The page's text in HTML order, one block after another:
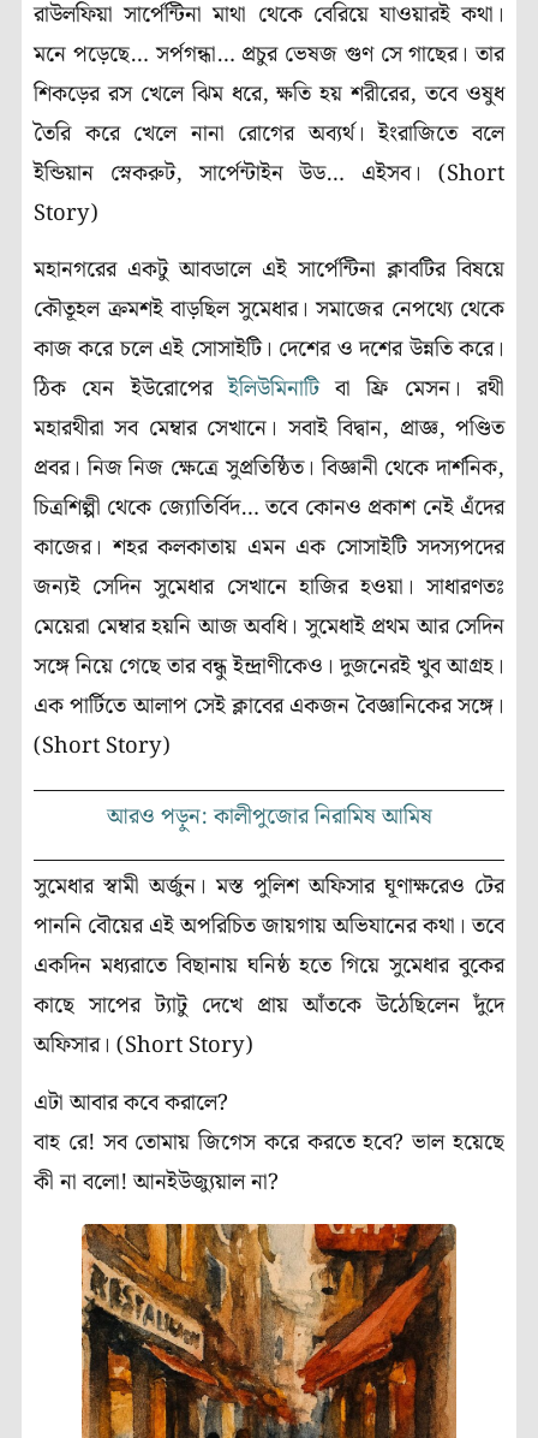
রাউলফিয়া সার্পেন্টিনা মাথা থেকে বেরিয়ে যাওয়ারই কথা।
মনে পড়েছে… সর্পগন্ধা… প্রচুর ভেষজ গুণ সে গাছের। তার
শিকড়ের রস খেলে ঝিম ধরে, ক্ষতি হয় শরীরের, তবে ওষুধ
তৈরি করে খেলে নানা রোগের অব্যর্থ। ইংরাজিতে বলে
ইন্ডিয়ান স্নেকরুট, সার্পেন্টাইন উড… এইসব। (Short
Story)
মহানগরের একটু আবডালে এই সার্পেন্টিনা ক্লাবটির বিষয়ে
কৌতূহল ক্রমশই বাড়ছিল সুমেধার। সমাজের নেপথ্যে থেকে
কাজ করে চলে এই সোসাইটি। দেশের ও দশের উন্নতি করে।
ঠিক যেন ইউরোপেরইলিউমিনাটিবা ফ্রি মেসন। রথী
মহারথীরা সব মেম্বার সেখানে। সবাই বিদ্বান, প্রাজ্ঞ, পণ্ডিত
প্রবর। নিজ নিজ ক্ষেত্রে সুপ্রতিষ্ঠিত। বিজ্ঞানী থেকে দার্শনিক,
চিত্রশিল্পী থেকে জ্যোতির্বিদ… তবে কোনও প্রকাশ নেই এঁদের
কাজের। শহর কলকাতায় এমন এক সোসাইটি সদস্যপদের
জন্যই সেদিন সুমেধার সেখানে হাজির হওয়া। সাধারণতঃ
মেয়েরা মেম্বার হয়নি আজ অবধি। সুমেধাই প্রথম আর সেদিন
সঙ্গে নিয়ে গেছে তার বন্ধু ইন্দ্রাণীকেও। দুজনেরই খুব আগ্রহ।
এক পার্টিতে আলাপ সেই ক্লাবের একজন বৈজ্ঞানিকের সঙ্গে।
(Short Story)
আরও পড়ুন: কালীপুজোর নিরামিষ আমিষ
সুমেধার স্বামী অর্জুন। মস্ত পুলিশ অফিসার ঘূণাক্ষরেও টের
পাননি বৌয়ের এই অপরিচিত জায়গায় অভিযানের কথা। তবে
একদিন মধ্যরাতে বিছানায় ঘনিষ্ঠ হতে গিয়ে সুমেধার বুকের
কাছে সাপের ট্যাটু দেখে প্রায় আঁতকে উঠেছিলেন দুঁদে
অফিসার। (Short Story)
এটা আবার কবে করালে?
বাহ রে! সব তোমায় জিগেস করে করতে হবে? ভাল হয়েছে
কী না বলো! আনইউজ্যুয়াল না?